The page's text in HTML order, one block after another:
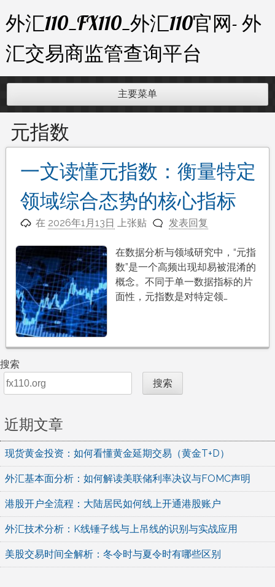
至
内
容
外汇110_FX110_外汇110官网- 外
汇交易商监管查询平台
主要菜单
元指数
一文读懂元指数：衡量特定
领域综合态势的核心指标
在 2026年1月13日 上张贴 发表回复
在数据分析与领域研究中，“元指
数”是一个高频出现却易被混淆的
概念。不同于单一数据指标的片
面性，元指数是对特定领…
搜索
搜索
近期文章
现货黄金投资：如何看懂黄金延期交易（黄金T+D）
外汇基本面分析：如何解读美联储利率决议与FOMC声明
港股开户全流程：大陆居民如何线上开通港股账户
外汇技术分析：K线锤子线与上吊线的识别与实战应用
美股交易时间全解析：冬令时与夏令时有哪些区别